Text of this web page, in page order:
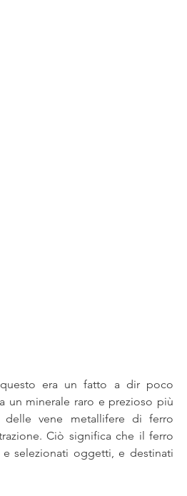
era un fatto a dir poco
un minerale raro e prezioso più
delle vene metallifere di ferro
Ciò significa che il ferro
selezionati oggetti, e destinati